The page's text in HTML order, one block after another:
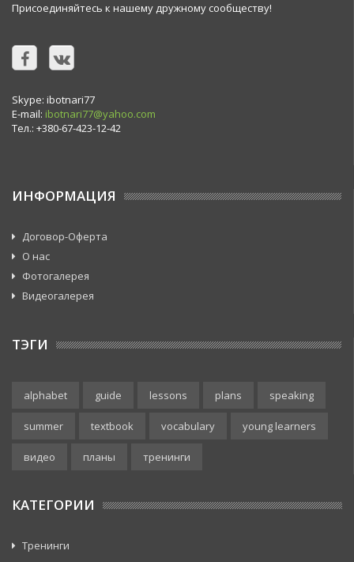
Присоединяйтесь к нашему дружному сообществу!
Skype: ibotnari77
E-mail: ibotnari77@yahoo.com
Тел.: +380-67-423-12-42
ИНФОРМАЦИЯ
Договор-Оферта
О нас
Фотогалерея
Видеогалерея
ТЭГИ
alphabet guide lessons plans speaking
summer textbook vocabulary young learners
видео планы тренинги
КАТЕГОРИИ
Тренинги